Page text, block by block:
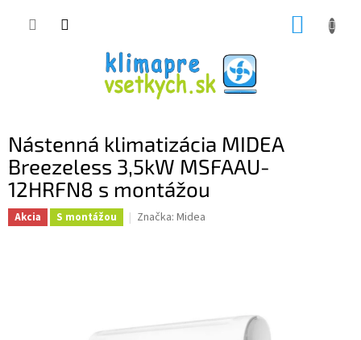
Nástenná klimatizácia MIDEA
Breezeless 3,5kW MSFAAU-
12HRFN8 s montážou
Akcia S montážou Značka: Midea